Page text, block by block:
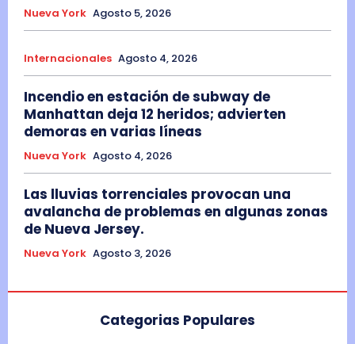
Nueva York Agosto 5, 2026
Internacionales Agosto 4, 2026
Incendio en estación de subway de
Manhattan deja 12 heridos; advierten
demoras en varias líneas
Nueva York Agosto 4, 2026
Las lluvias torrenciales provocan una
avalancha de problemas en algunas zonas
de Nueva Jersey.
Nueva York Agosto 3, 2026
Categorias Populares